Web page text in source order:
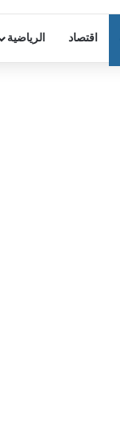
اقتصاد الرياضية